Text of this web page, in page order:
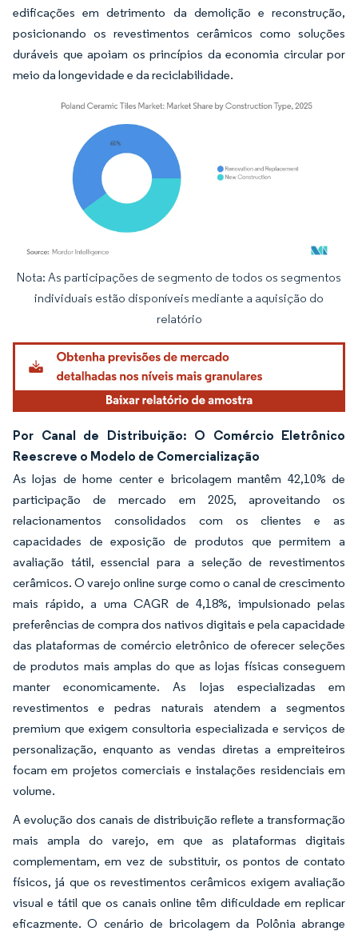
edificações em detrimento da demolição e reconstrução,
posicionando os revestimentos cerâmicos como soluções
duráveis que apoiam os princípios da economia circular por
meio da longevidade e da reciclabilidade.
Imagem © Mordor Intelligence. O reuso requer atribuição conforme CC BY 4.0.
Nota: As participações de segmento de todos os segmentos
individuais estão disponíveis mediante a aquisição do
relatório
Por Canal de Distribuição: O Comércio Eletrônico
Reescreve o Modelo de Comercialização
As lojas de home center e bricolagem mantêm 42,10% de
participação de mercado em 2025, aproveitando os
relacionamentos consolidados com os clientes e as
capacidades de exposição de produtos que permitem a
avaliação tátil, essencial para a seleção de revestimentos
cerâmicos. O varejo online surge como o canal de crescimento
mais rápido, a uma CAGR de 4,18%, impulsionado pelas
preferências de compra dos nativos digitais e pela capacidade
das plataformas de comércio eletrônico de oferecer seleções
de produtos mais amplas do que as lojas físicas conseguem
manter economicamente. As lojas especializadas em
revestimentos e pedras naturais atendem a segmentos
premium que exigem consultoria especializada e serviços de
personalização, enquanto as vendas diretas a empreiteiros
focam em projetos comerciais e instalações residenciais em
volume.
A evolução dos canais de distribuição reflete a transformação
mais ampla do varejo, em que as plataformas digitais
complementam, em vez de substituir, os pontos de contato
físicos, já que os revestimentos cerâmicos exigem avaliação
visual e tátil que os canais online têm dificuldade em replicar
eficazmente. O cenário de bricolagem da Polônia abrange